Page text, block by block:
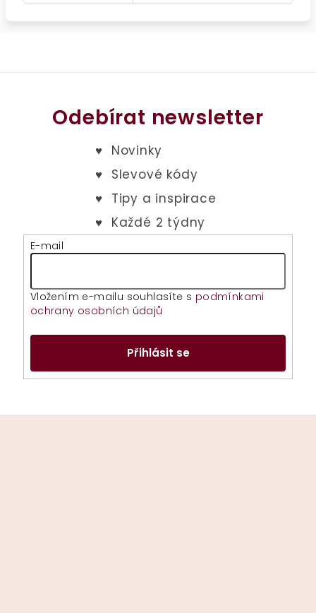
Odebírat newsletter
E-mail
Vložením e-mailu souhlasíte s podmínkami
ochrany osobních údajů
Přihlásit se